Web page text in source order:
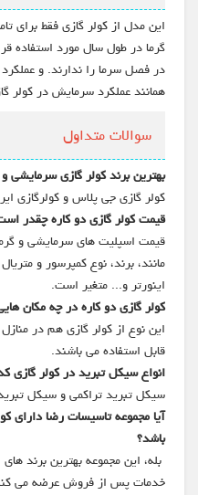
این مدل از کولر گازی فقط
گرما در طول سال مورد استفاده
در فصل سرما را ندارند. و
همانند عملکرد سرمایش در کولر
سوالات متداول
بهترین برند کولر گازی سرمایشی
کولر گازی جی پلاس و کولرگازی
قیمت کولر گازی دو کاره چقدر
قیمت اسپلیت های سرمایشی و
مانند، برند، نوع کمپرسور و
اینورتر و... متغیر است.
کولر گازی دو کاره در چه مکان
این نوع از کولر گازی هم در
قابل استفاده می باشند.
انواع سیکل تبرید در کولر گازی
سیکل تبرید تراکمی و سیکل
آیا مجموعه تاسیسات رضا دارای
باشد؟
بله، این مجموعه بهترین برند
خدمات پس از فروش عرضه می